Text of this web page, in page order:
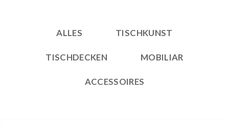
ALLES TISCHKUNST
TISCHDECKEN MOBILIAR
ACCESSOIRES